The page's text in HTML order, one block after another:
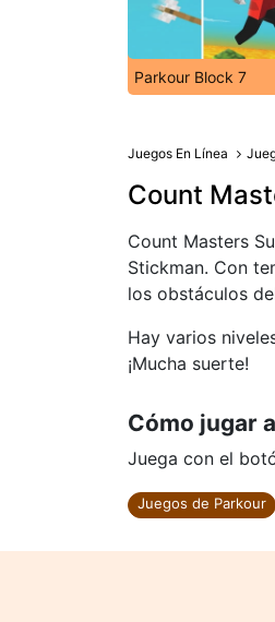
Parkour Block 7
Juegos En Línea
Count
Count Masters
Stickman. Con
los obstáculos
Hay varios
¡Mucha suerte!
Cómo jugar
Juega con el
Juegos de Parkour